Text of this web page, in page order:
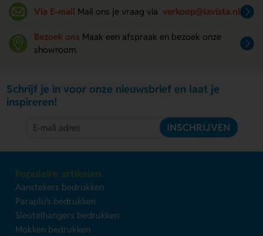
Via E-mail Mail ons je vraag via verkoop@lavista.nl
Bezoek ons Maak een afspraak en bezoek onze
showroom.
Schrijf je in voor onze nieuwsbrief en laat je
inspireren!
INSCHRIJVEN
Populaire artikelen
Aanstekers bedrukken
Paraplu's bedrukken
Sleutelhangers bedrukken
Mokken bedrukken